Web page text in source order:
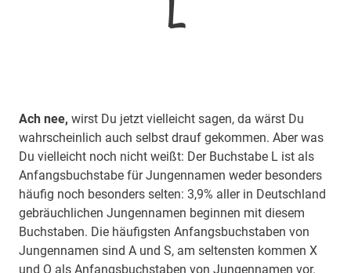
Ach nee, wirst Du jetzt vielleicht sagen, da wärst Du
wahrscheinlich auch selbst drauf gekommen. Aber was
Du vielleicht noch nicht weißt: Der Buchstabe L ist als
Anfangsbuchstabe für Jungennamen weder besonders
häufig noch besonders selten: 3,9% aller in Deutschland
gebräuchlichen Jungennamen beginnen mit diesem
Buchstaben. Die häufigsten Anfangsbuchstaben von
Jungennamen sind A und S, am seltensten kommen X
und Q als Anfangsbuchstaben von Jungennamen vor.